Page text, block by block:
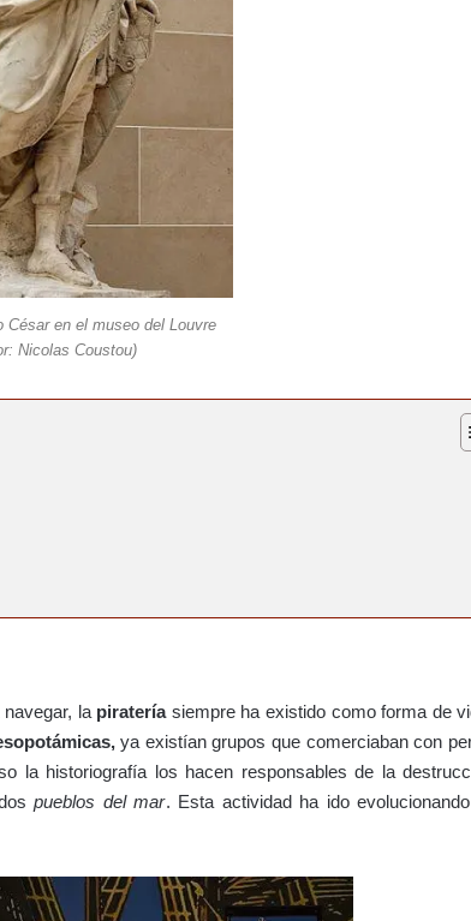
César en el museo del Louvre
Nicolas Coustou)
la pirateríasiempre ha existido como forma de
ya existían grupos que comerciaban con
la historiografía los hacen responsables de la
pueblos del mar. Esta actividad ha ido